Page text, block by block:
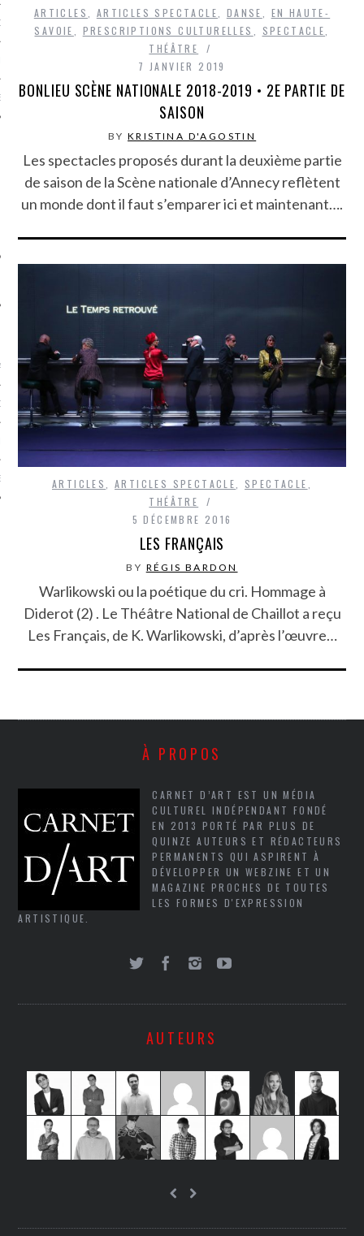
PODCAST
SUIVEZ-NOUS
CARAVELLE
CARAVELLE
PODCAST
ARTICLES ARTICLES SPECTACLE DANSE
EN HAUTE-
SAVOIE
PRESCRIPTIONS CULTURELLES SPECTACLE
THÉÂTRE
7 JANVIER 2019
BONLIEU SCÈNE NATIONALE 2018-2019 • 2E PARTIE DE
SAISON
BY KRISTINA D'AGOSTIN
Les spectacles proposés durant la deuxième partie
de saison de la Scène nationale d’Annecy reflètent
un monde dont il faut s’emparer ici et maintenant….
ARTICLES ARTICLES SPECTACLE SPECTACLE
THÉÂTRE
5 DÉCEMBRE 2016
LES FRANÇAIS
BY RÉGIS BARDON
Warlikowski ou la poétique du cri. Hommage à
Diderot (2) . Le Théâtre National de Chaillot a reçu
Les Français, de K. Warlikowski, d’après l’œuvre…
À PROPOS
CARNET D’ART EST UN MÉDIA
CULTUREL INDÉPENDANT FONDÉ
EN 2013 PORTÉ PAR PLUS DE
QUINZE AUTEURS ET RÉDACTEURS
PERMANENTS QUI ASPIRENT À
DÉVELOPPER UN WEBZINE ET UN
MAGAZINE PROCHES DE TOUTES
LES FORMES D'EXPRESSION
ARTISTIQUE.
AUTEURS